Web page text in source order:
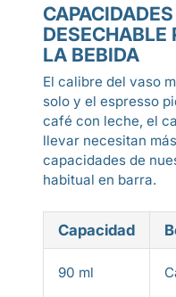
DESECHABLE
LA BEBIDA
El calibre del vaso
solo y el espresso
café con leche, el
llevar necesitan
capacidades de
habitual en barra.
Capacidad
90 ml